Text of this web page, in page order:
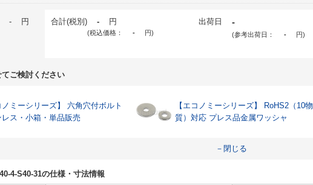
- 円 合計(税別) - 円
(税込価格： - 円)
出荷日 -
(参考出荷日： - 円)
ご検討ください
ーシリーズ】 六角穴付ボルト
レス・小箱・単品販売
【エコノミーシリーズ】 RoHS2（10物
質）対応 プレス品金属ワッシャ
－閉じる
4-S40-31の仕様・寸法情報